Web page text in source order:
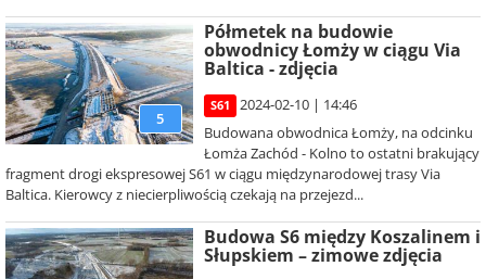
5
Półmetek na budowie
obwodnicy Łomży w ciągu Via
Baltica - zdjęcia
S61
2024-02-10 | 14:46
Budowana obwodnica Łomży, na odcinku
Łomża Zachód - Kolno to ostatni brakujący
fragment drogi ekspresowej S61 w ciągu międzynarodowej trasy Via
Baltica. Kierowcy z niecierpliwością czekają na przejezd...
Budowa S6 między Koszalinem i
Słupskiem – zimowe zdjęcia